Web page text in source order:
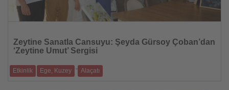
Zeytine Sanatla Cansuyu: Şeyda Gürsoy Çoban’dan
‘Zeytine Umut’ Sergisi
Etkinlik Ege, Kuzey - Alaçatı